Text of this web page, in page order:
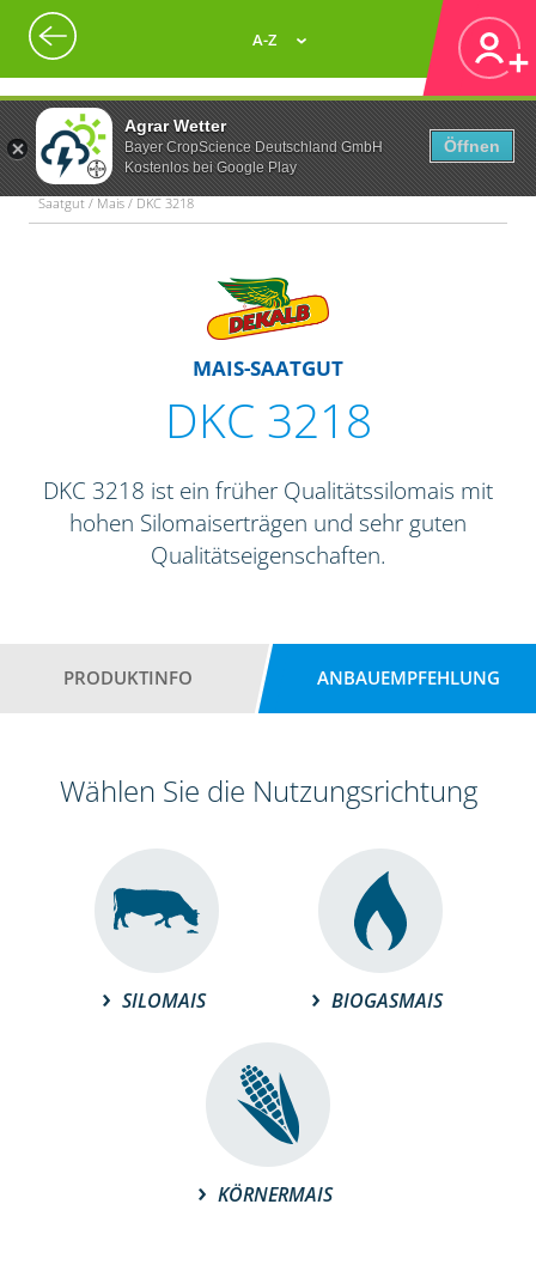
Agrar Wetter
Bayer CropScience Deutschland GmbH
Kostenlos bei Google Play
Öffnen
A-Z
Saatgut / Mais / DKC 3218
MAIS-SAATGUT
DKC 3218
DKC 3218 ist ein früher Qualitätssilomais mit
hohen Silomaiserträgen und sehr guten
Qualitätseigenschaften.
PRODUKTINFO ANBAUEMPFEHLUNG
Wählen Sie die Nutzungsrichtung
SILOMAIS BIOGASMAIS
KÖRNERMAIS